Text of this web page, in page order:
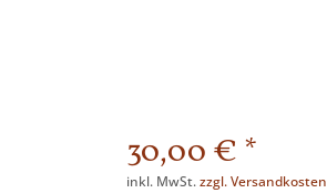
30,00 € *
inkl. MwSt.zzgl. Versandkosten